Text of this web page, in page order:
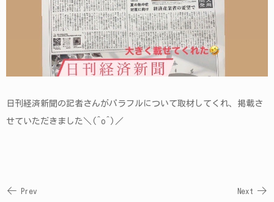
日刊経済新聞の記者さんがパラフルについて取材してくれ、掲載さ
せていただきました＼(^o^)／
Prev Next